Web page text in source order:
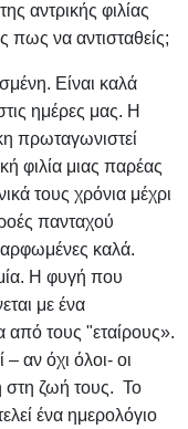
αντρικής φιλίας
πως να αντισταθείς;
Είναι καλά
ημέρες μας. Η
πρωταγωνιστεί
φιλία μιας παρέας
τους χρόνια μέχρι
πανταχού
καλά.
Η φυγή που
με ένα
από τους "εταίρους».
αν όχι όλοι- οι
στη ζωή τους. Το
ένα ημερολόγιο